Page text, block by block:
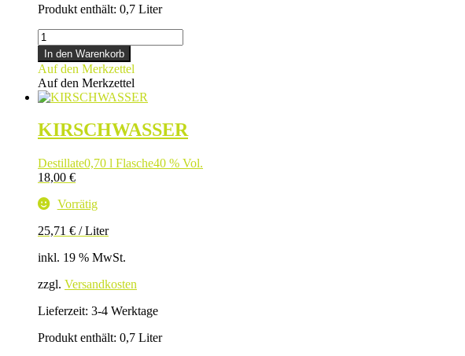
Produkt enthält: 0,7 Liter
HOLUNDERGEIST
Menge
In den Warenkorb
Auf den Merkzettel
Auf den Merkzettel
KIRSCHWASSER
Destillate0,70 l Flasche40 % Vol.
18,00 €
Vorrätig
25,71 € /Liter
inkl. 19 % MwSt.
zzgl. Versandkosten
Lieferzeit: 3-4 Werktage
Produkt enthält: 0,7 Liter